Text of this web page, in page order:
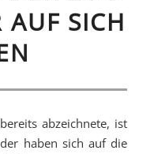
AUF SICH
abzeichnete, ist
haben sich auf die